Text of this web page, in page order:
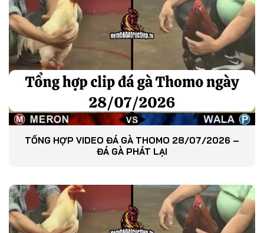
TỔNG HỢP VIDEO ĐÁ GÀ THOMO 28/07/2026 –
ĐÁ GÀ PHÁT LẠI